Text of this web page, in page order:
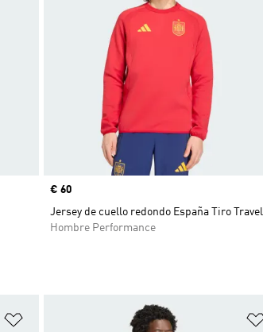
Precio
€ 60
Jersey de cuello redondo España Tiro Travel
Hombre Performance
Añadir a la lista de deseos